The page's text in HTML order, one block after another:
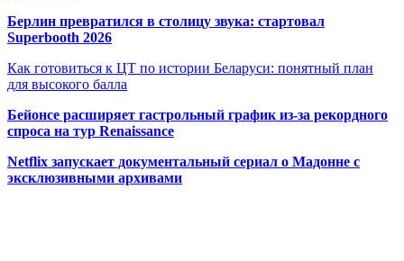
Берлин превратился в столицу звука: стартовал
Superbooth 2026
Как готовиться к ЦТ по истории Беларуси: понятный план
для высокого балла
Бейонсе расширяет гастрольный график из-за рекордного
спроса на тур Renaissance
Netflix запускает документальный сериал о Мадонне с
эксклюзивными архивами